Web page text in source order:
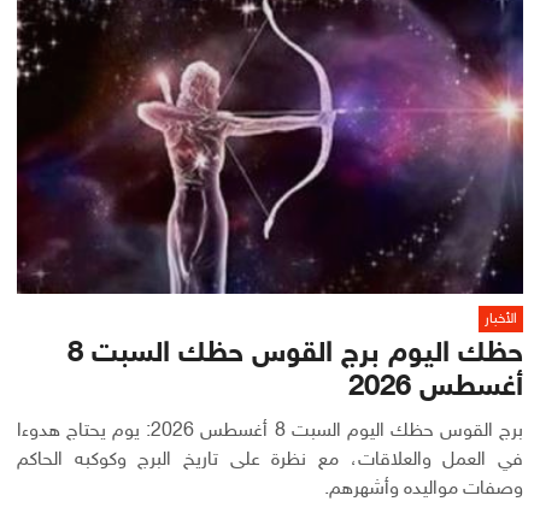
الأخبار
حظك اليوم برج القوس حظك السبت 8
أغسطس 2026
برج القوس حظك اليوم السبت 8 أغسطس 2026: يوم يحتاج هدوءا
في العمل والعلاقات، مع نظرة على تاريخ البرج وكوكبه الحاكم
وصفات مواليده وأشهرهم.